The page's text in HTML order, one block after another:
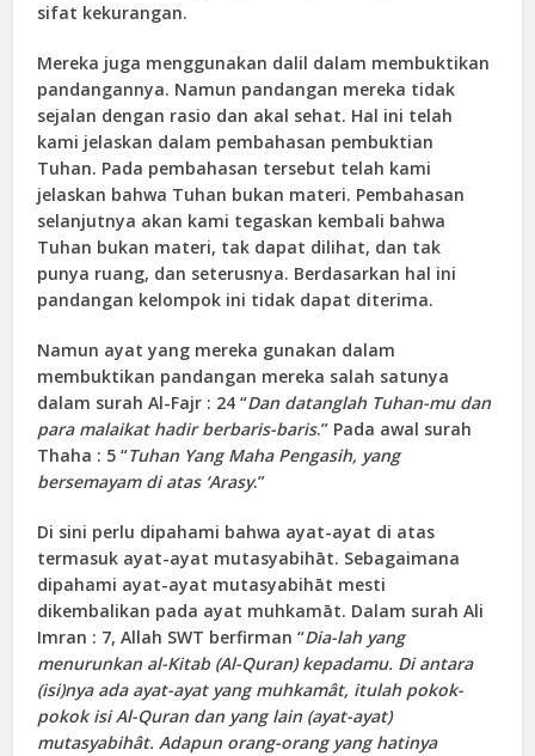
sifat kekurangan.
Mereka juga menggunakan dalil dalam membuktikan
pandangannya. Namun pandangan mereka tidak
sejalan dengan rasio dan akal sehat. Hal ini telah
kami jelaskan dalam pembahasan pembuktian
Tuhan. Pada pembahasan tersebut telah kami
jelaskan bahwa Tuhan bukan materi. Pembahasan
selanjutnya akan kami tegaskan kembali bahwa
Tuhan bukan materi, tak dapat dilihat, dan tak
punya ruang, dan seterusnya. Berdasarkan hal ini
pandangan kelompok ini tidak dapat diterima.
Namun ayat yang mereka gunakan dalam
membuktikan pandangan mereka salah satunya
dalam surah Al-Fajr : 24 “Dan datanglah Tuhan-mu dan
para malaikat hadir berbaris-baris.” Pada awal surah
Thaha : 5 “Tuhan Yang Maha Pengasih, yang
bersemayam di atas ‘Arasy.”
Di sini perlu dipahami bahwa ayat-ayat di atas
termasuk ayat-ayat mutasyabihāt. Sebagaimana
dipahami ayat-ayat mutasyabihāt mesti
dikembalikan pada ayat muhkamāt. Dalam surah Ali
Imran : 7, Allah SWT berfirman “Dia-lah yang
menurunkan al-Kitab (Al-Quran) kepadamu. Di antara
(isi)nya ada ayat-ayat yang muhkamât, itulah pokok-
pokok isi Al-Quran dan yang lain (ayat-ayat)
mutasyabihât. Adapun orang-orang yang hatinya